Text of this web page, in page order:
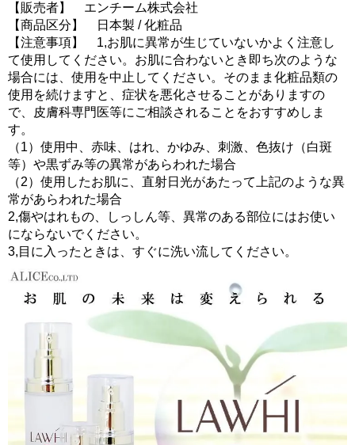
【販売者】 エンチーム株式会社
【商品区分】 日本製 / 化粧品
【注意事項】 1,お肌に異常が生じていないかよく注意し
て使用してください。お肌に合わないとき即ち次のような
場合には、使用を中止してください。そのまま化粧品類の
使用を続けますと、症状を悪化させることがありますの
で、皮膚科専門医等にご相談されることをおすすめしま
す。
（1）使用中、赤味、はれ、かゆみ、刺激、色抜け（白斑
等）や黒ずみ等の異常があらわれた場合
（2）使用したお肌に、直射日光があたって上記のような異
常があらわれた場合
2,傷やはれもの、しっしん等、異常のある部位にはお使い
にならないでください。
3,目に入ったときは、すぐに洗い流してください。